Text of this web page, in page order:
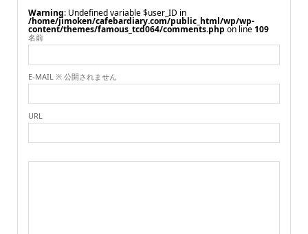
Warning : Undefined variable $user_ID in
/home/jimoken/cafebardiary.com/public_html/wp/wp-
content/themes/famous_tcd064/comments.php on line109
名前
E-MAIL ※ 公開されません
URL